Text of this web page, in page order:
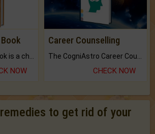
NOW
Career Counselling
CHECK NOW
to get rid of your